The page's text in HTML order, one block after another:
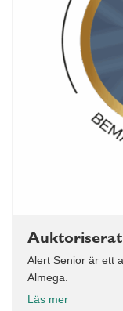
Alert Senior är ett
Almega.
Läs mer